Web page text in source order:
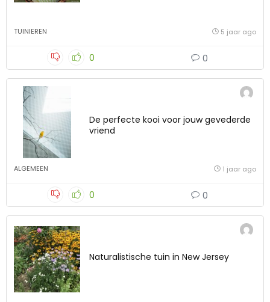
TUINIEREN 5 jaar ago
0 0
De perfecte kooi voor jouw gevederde
vriend
ALGEMEEN 1 jaar ago
0 0
Naturalistische tuin in New Jersey